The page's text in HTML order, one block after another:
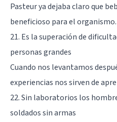
Pasteur ya dejaba claro que
beneficioso para el organismo.
21. Es la superación de
personas grandes
Cuando nos levantamos
experiencias nos sirven de
22. Sin laboratorios los
soldados sin armas